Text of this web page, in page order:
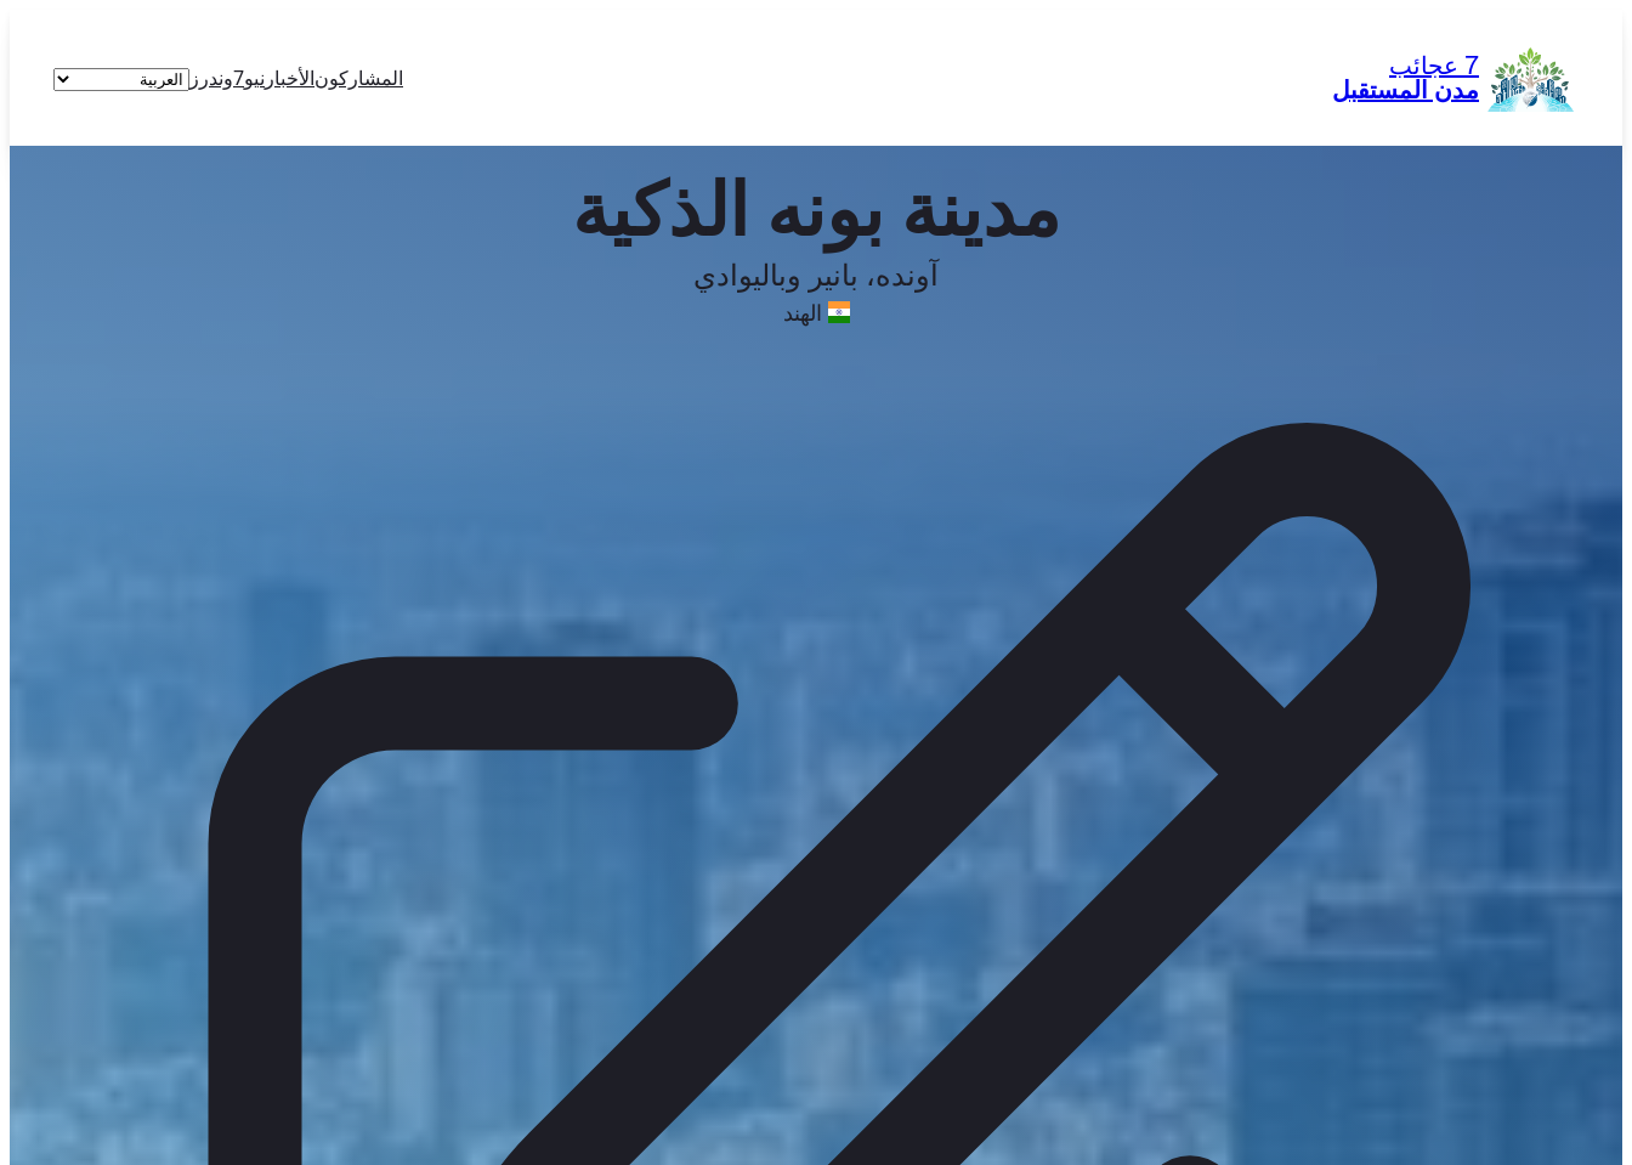
المحتوى
7 عجائب
مدن المستقبل
المشاركونالأخبار نيو7وندرز
اختر
مدينة بونه الذكية
آونده، بانير وباليوادي
الهند